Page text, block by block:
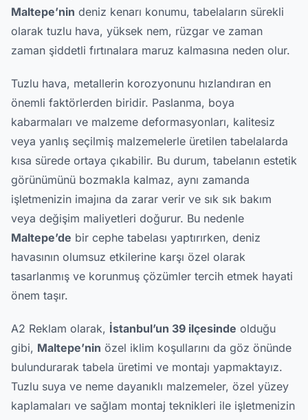
Maltepe’nin deniz kenarı konumu, tabelaların sürekli
olarak tuzlu hava, yüksek nem, rüzgar ve zaman
zaman şiddetli fırtınalara maruz kalmasına neden olur.
Tuzlu hava, metallerin korozyonunu hızlandıran en
önemli faktörlerden biridir. Paslanma, boya
kabarmaları ve malzeme deformasyonları, kalitesiz
veya yanlış seçilmiş malzemelerle üretilen tabelalarda
kısa sürede ortaya çıkabilir. Bu durum, tabelanın estetik
görünümünü bozmakla kalmaz, aynı zamanda
işletmenizin imajına da zarar verir ve sık sık bakım
veya değişim maliyetleri doğurur. Bu nedenle
Maltepe’de bir cephe tabelası yaptırırken, deniz
havasının olumsuz etkilerine karşı özel olarak
tasarlanmış ve korunmuş çözümler tercih etmek hayati
önem taşır.
A2 Reklam olarak, İstanbul’un 39 ilçesinde olduğu
gibi, Maltepe’nin özel iklim koşullarını da göz önünde
bulundurarak tabela üretimi ve montajı yapmaktayız.
Tuzlu suya ve neme dayanıklı malzemeler, özel yüzey
kaplamaları ve sağlam montaj teknikleri ile işletmenizin